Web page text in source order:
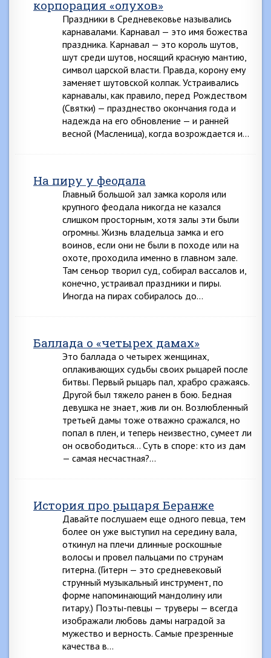
корпорация «олухов»
Праздники в Средневековье назывались
карнавалами. Карнавал — это имя божества
праздника. Карнавал — это король шутов,
шут среди шутов, носящий красную мантию,
символ царской власти. Правда, корону ему
заменяет шутовской колпак. Устраивались
карнавалы, как правило, перед Рождеством
(Святки) — празднество окончания года и
надежда на его обновление — и ранней
весной (Масленица), когда возрождается и…
На пиру у феодала
Главный большой зал замка короля или
крупного феодала никогда не казался
слишком просторным, хотя залы эти были
огромны. Жизнь владельца замка и его
воинов, если они не были в походе или на
охоте, проходила именно в главном зале.
Там сеньор творил суд, собирал вассалов и,
конечно, устраивал праздники и пиры.
Иногда на пирах собиралось до…
Баллада о «четырех дамах»
Это баллада о четырех женщинах,
оплакивающих судьбы своих рыцарей после
битвы. Первый рыцарь пал, храбро сражаясь.
Другой был тяжело ранен в бою. Бедная
девушка не знает, жив ли он. Возлюбленный
третьей дамы тоже отважно сражался, но
попал в плен, и теперь неизвестно, сумеет ли
он освободиться… Суть в споре: кто из дам
— самая несчастная?…
История про рыцаря Беранже
Давайте послушаем еще одного певца, тем
более он уже выступил на середину вала,
откинул на плечи длинные роскошные
волосы и провел пальцами по струнам
гитерна. (Гитерн — это средневековый
струнный музыкальный инструмент, по
форме напоминающий мандолину или
гитару.) Поэты-певцы — труверы — всегда
изображали любовь дамы наградой за
мужество и верность. Самые презренные
качества в…